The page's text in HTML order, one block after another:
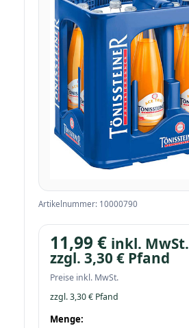
Artikelnummer: 10000790
11,99 € inkl. MwSt.
zzgl. 3,30 € Pfand
Preise inkl. MwSt.
zzgl.3,30€ Pfand
Menge: